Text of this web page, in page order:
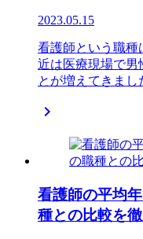
2023.05.15
看護師という職種
近は医療現場で男
とが増えてきまし

看護師の平均
種との比較を